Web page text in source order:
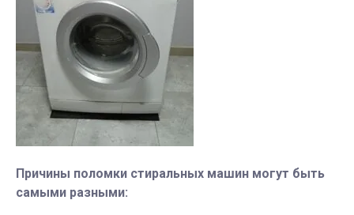
Причины поломки стиральных машин могут быть
самыми разными: